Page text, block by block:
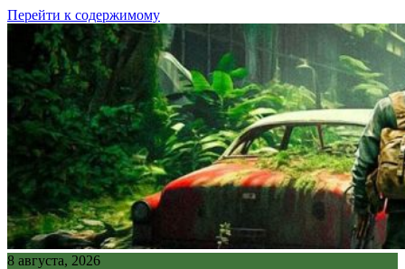
Перейти к содержимому
8 августа, 2026